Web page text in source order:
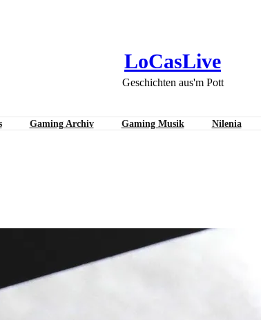
LoCasLive
Geschichten aus'm Pott
Gaming Archiv Gaming Musik Nilenia